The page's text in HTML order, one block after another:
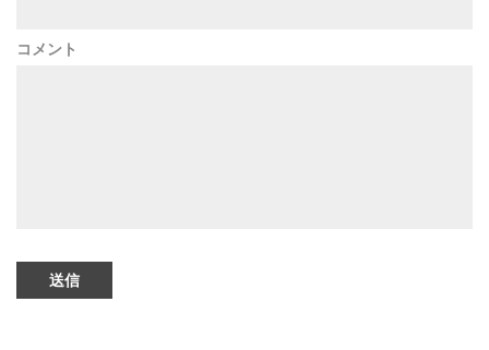
コメント